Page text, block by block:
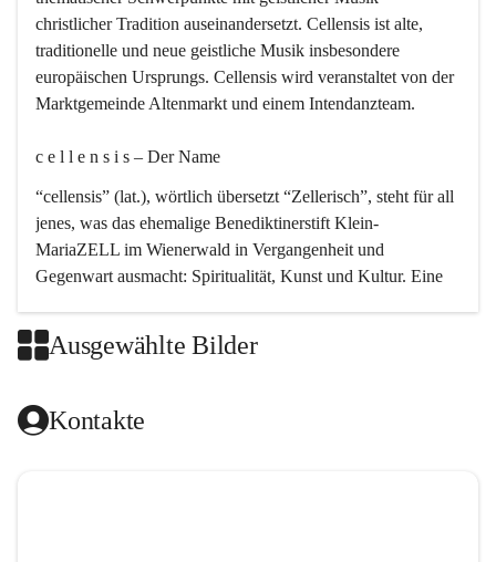
christlicher Tradition auseinandersetzt. Cellensis ist alte,
traditionelle und neue geistliche Musik insbesondere
europäischen Ursprungs. Cellensis wird veranstaltet von der
Marktgemeinde Altenmarkt und einem Intendanzteam.
c e l l e n s i s – Der Name
“cellensis” (lat.), wörtlich übersetzt “Zellerisch”, steht für all
jenes, was das ehemalige Benediktinerstift Klein-
MariaZELL im Wienerwald in Vergangenheit und
Gegenwart ausmacht: Spiritualität, Kunst und Kultur. Eine
Kirchenmusik, dem kunstvollen Lob Gottes.
Das kirchenmusikalische Festival Cellensis wird seit dem
Ausgewählte Bilder
Kontakte